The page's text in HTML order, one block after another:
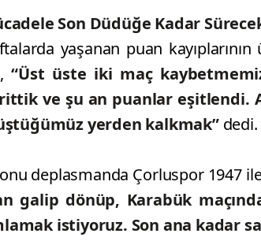
Son Düdüğe Kadar
yaşanan puan
“Üst üste iki maç
ve şu an puanlar eşitlendi.
yerden kalkmak”dedi.
deplasmanda Çorluspor 1947 ile
galip dönüp, Karabük
istiyoruz. Son ana kadar